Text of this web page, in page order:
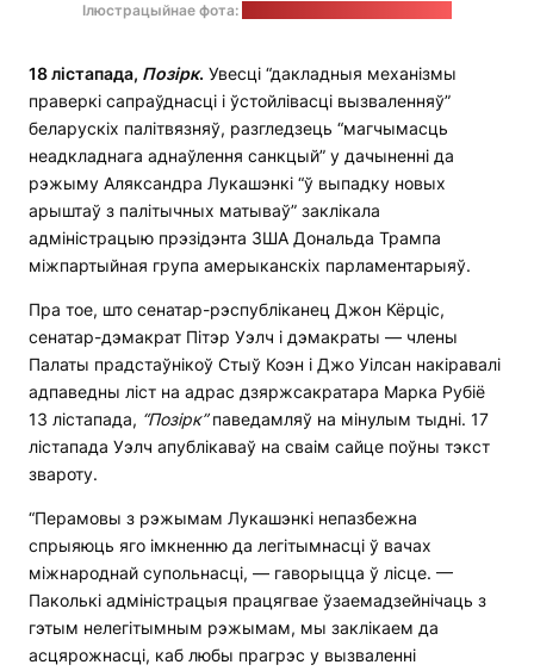
Ілюстрацыйнае фота:
18 лістапада, Позірк. Увесці “дакладныя механізмы
праверкі сапраўднасці і ўстойлівасці вызваленняў”
беларускіх палітвязняў, разгледзець “магчымасць
неадкладнага аднаўлення санкцый” у дачыненні да
рэжыму Аляксандра Лукашэнкі “ў выпадку новых
арыштаў з палітычных матываў” заклікала
адміністрацыю прэзідэнта ЗША Дональда Трампа
міжпартыйная група амерыканскіх парламентарыяў.
Пра тое, што сенатар-рэспубліканец Джон Кёрціс,
сенатар-дэмакрат Пітэр Уэлч і дэмакраты — члены
Палаты прадстаўнікоў Стыў Коэн і Джо Уілсан накіравалі
адпаведны ліст на адрас дзяржсакратара Марка Рубіё
13 лістапада, “Позірк”паведамляў на мінулым тыдні. 17
лістапада Уэлч апублікаваў на сваім сайце поўны тэкст
звароту.
“Перамовы з рэжымам Лукашэнкі непазбежна
спрыяюць яго імкненню да легітымнасці ў вачах
міжнароднай супольнасці, — гаворыцца ў лісце. —
Паколькі адміністрацыя працягвае ўзаемадзейнічаць з
гэтым нелегітымным рэжымам, мы заклікаем да
асцярожнасці, каб любы прагрэс у вызваленні